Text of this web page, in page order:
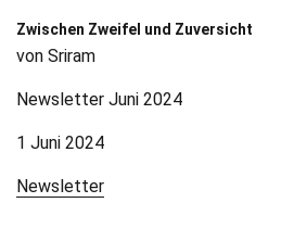
Zwischen Zweifel und Zuversicht
von Sriram
Newsletter Juni 2024
1 Juni 2024
Newsletter